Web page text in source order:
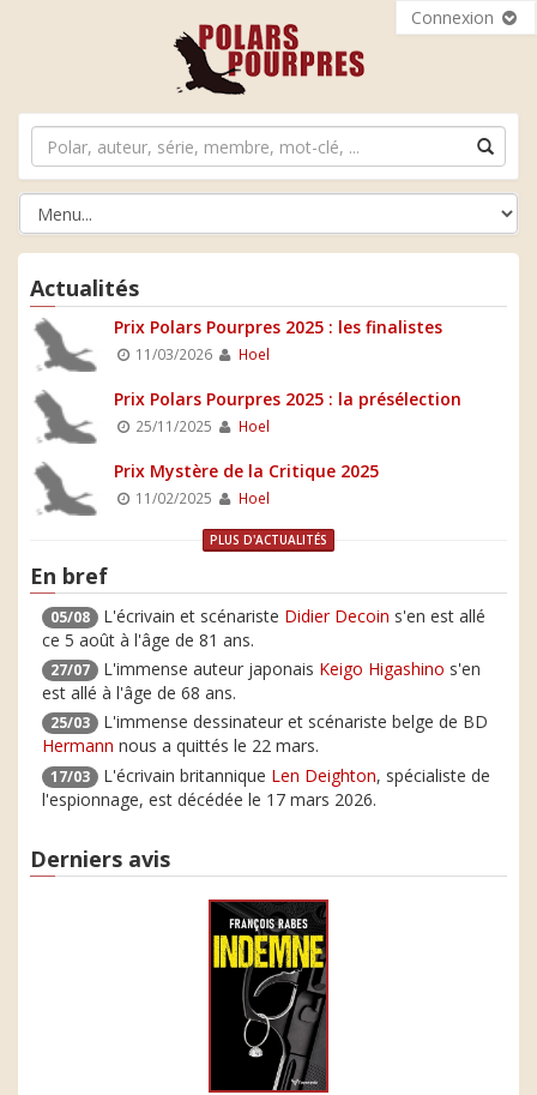
Connexion
Actualités
Prix Polars Pourpres 2025 : les finalistes
11/03/2026 Hoel
Prix Polars Pourpres 2025 : la présélection
25/11/2025 Hoel
Prix Mystère de la Critique 2025
11/02/2025 Hoel
PLUS D'ACTUALITÉS
En bref
05/08 L'écrivain et scénariste Didier Decoin s'en est allé
ce 5 août à l'âge de 81 ans.
27/07 L'immense auteur japonais Keigo Higashino s'en
est allé à l'âge de 68 ans.
25/03
L'immense dessinateur et scénariste belge de BD
Hermann nous a quittés le 22 mars.
17/03 L'écrivain britannique Len Deighton, spécialiste de
l'espionnage, est décédée le 17 mars 2026.
Derniers avis